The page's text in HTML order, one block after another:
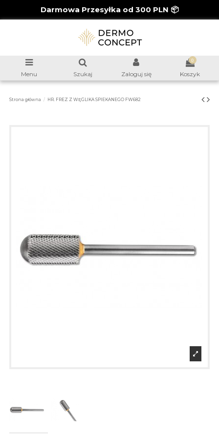
Darmowa Przesyłka od 300 PLN 📦
Menu Szukaj Zaloguj się
0
Koszyk
Strona główna HR. FREZ Z WĘGLIKA SPIEKANEGO FW682